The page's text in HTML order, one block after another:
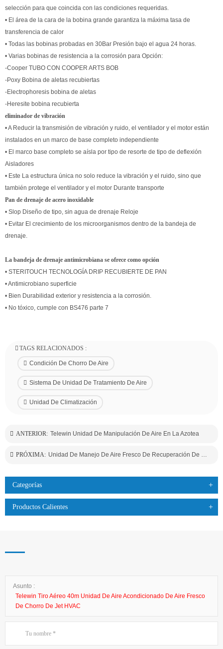
selección para que coincida con las condiciones requeridas.
• El área de la cara de la bobina grande garantiza la máxima tasa de
transferencia de calor
• Todas las bobinas probadas en 30Bar Presión bajo el agua 24 horas.
• Varias bobinas de resistencia a la corrosión para Opción:
-Cooper TUBO CON COOPER ARTS BOB
-Poxy Bobina de aletas recubiertas
-Electrophoresis bobina de aletas
-Heresite bobina recubierta
eliminador de vibración
• A Reducir la transmisión de vibración y ruido, el ventilador y el motor están
instalados en un marco de base completo independiente
• El marco base completo se aísla por tipo de resorte de tipo de deflexión
Aisladores
• Este La estructura única no solo reduce la vibración y el ruido, sino que
también protege el ventilador y el motor Durante transporte
Pan de drenaje de acero inoxidable
• Slop Diseño de tipo, sin agua de drenaje Reloje
• Evitar El crecimiento de los microorganismos dentro de la bandeja de
drenaje.
La bandeja de drenaje antimicrobiana se ofrece como opción
• STERITOUCH TECNOLOGÍA DRIP RECUBIERTE DE PAN
• Antimicrobiano superficie
• Bien Durabilidad exterior y resistencia a la corrosión.
• No tóxico, cumple con BS476 parte 7
TAGS RELACIONADOS :
Condición De Chorro De Aire
Sistema De Unidad De Tratamiento De Aire
Unidad De Climatización
ANTERIOR: Telewin Unidad De Manipulación De Aire En La Azotea
PRÓXIMA:
Categorías
Productos Calientes
Asunto :
Telewin Tiro Aéreo 40m Unidad De Aire Acondicionado De Aire Fresco
De Chorro De Jet HVAC